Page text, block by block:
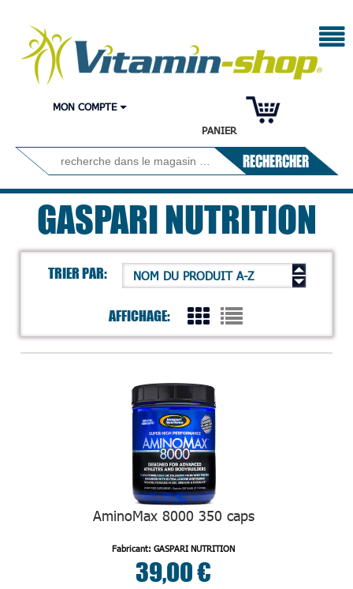
PANIER
MON COMPTE
RECHERCHER
GASPARI NUTRITION
TRIER PAR: NOM DU PRODUIT A-Z
AFFICHAGE:
AminoMax 8000 350 caps
Fabricant: GASPARI NUTRITION
39,00 €